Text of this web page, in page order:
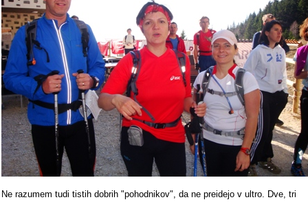
Ne razumem tudi tistih dobrih "pohodnikov", da ne preidejo v ultro. Dve, tri